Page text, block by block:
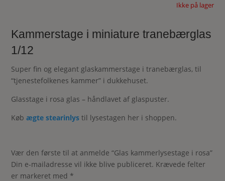
Ikke på lager
Kammerstage i miniature tranebærglas
1/12
Super fin og elegant glaskammerstage i tranebærglas, til
“tjenestefolkenes kammer” i dukkehuset.
Glasstage i rosa glas – håndlavet af glaspuster.
Købægte stearinlys til lysestagen her i shoppen.
Vær den første til at anmelde “Glas kammerlysestage i rosa”
Din e-mailadresse vil ikke blive publiceret. Krævede felter
er markeret med *